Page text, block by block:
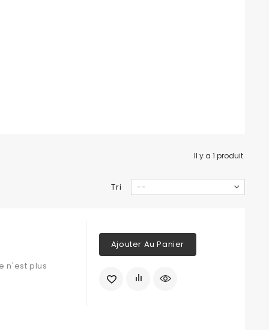
Il y a 1 produit.
Tri --
n'est plus
Ajouter Au Panier